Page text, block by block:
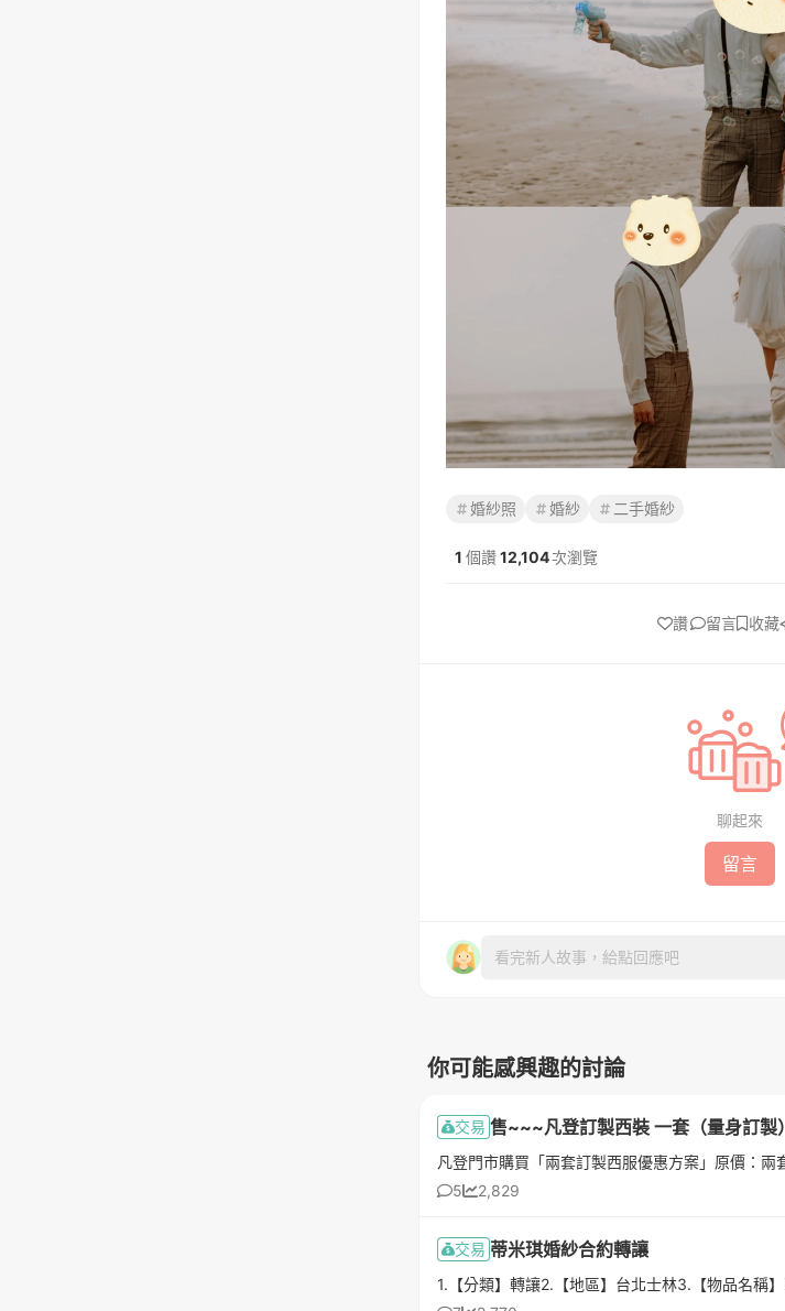
婚紗照 婚紗 二手婚紗
1 個讚12,104次瀏覽
讚 留言 收藏
聊起來
留言
看完新人故事，給點回應吧
你可能感興趣的討論
交易 售~~~凡登訂製西裝 一套（量身訂製）
5
2,829
交易 蒂米琪婚紗合約轉讓